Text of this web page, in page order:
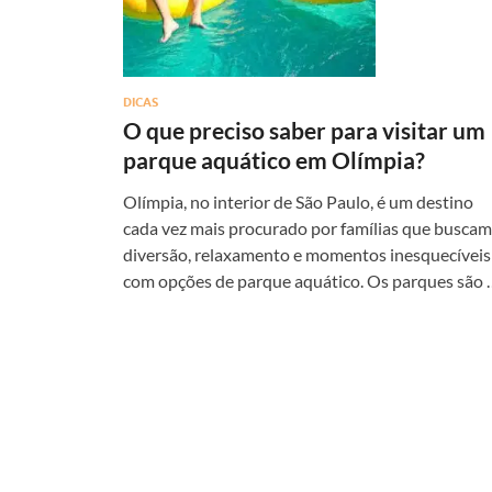
DICAS
O que preciso saber para visitar um
parque aquático em Olímpia?
Olímpia, no interior de São Paulo, é um destino
cada vez mais procurado por famílias que buscam
diversão, relaxamento e momentos inesquecíveis
com opções de parque aquático. Os parques são